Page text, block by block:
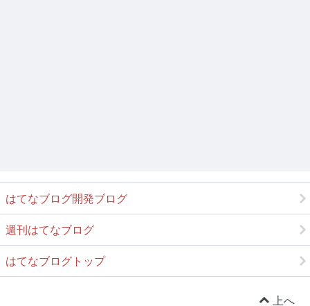
はてなブログ開発ブログ
週刊はてなブログ
はてなブログトップ
上へ